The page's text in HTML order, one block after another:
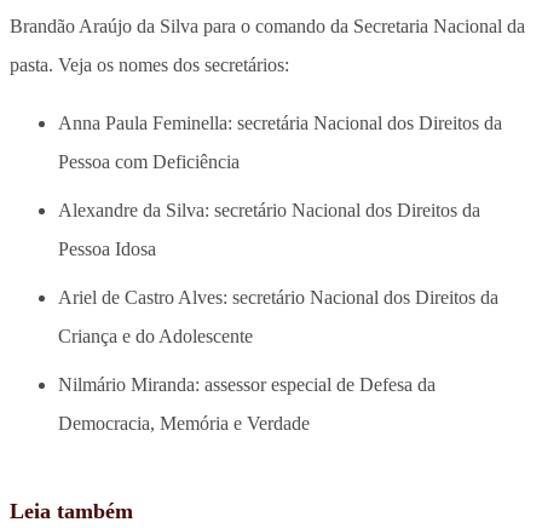
Brandão Araújo da Silva para o comando da Secretaria Nacional da
pasta. Veja os nomes dos secretários:
Anna Paula Feminella: secretária Nacional dos Direitos da
Pessoa com Deficiência
Alexandre da Silva: secretário Nacional dos Direitos da
Pessoa Idosa
Ariel de Castro Alves: secretário Nacional dos Direitos da
Criança e do Adolescente
Nilmário Miranda: assessor especial de Defesa da
Democracia, Memória e Verdade
Leia também